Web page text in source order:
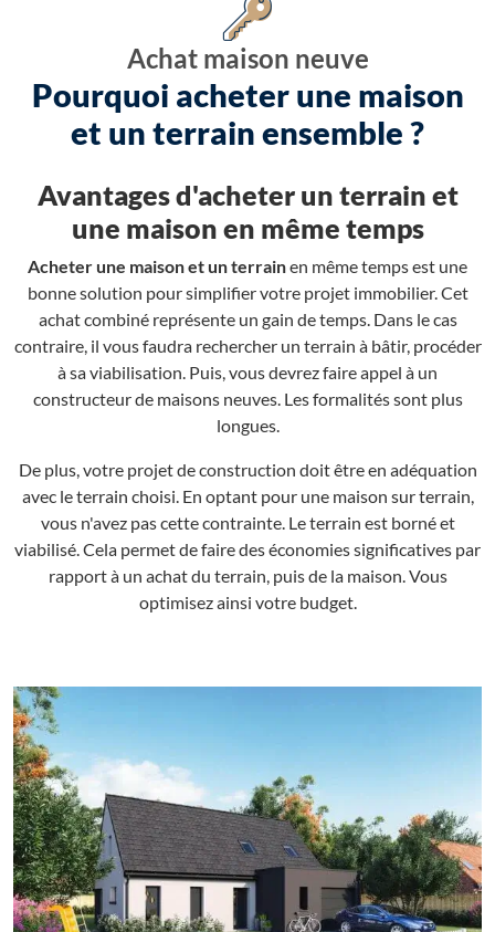
Achat maison neuve
Pourquoi acheter une maison
et un terrain ensemble ?
Avantages d'acheter un terrain et
une maison en même temps
Acheter une maison et un terrainen même temps est une
bonne solution pour simplifier votre projet immobilier. Cet
achat combiné représente un gain de temps. Dans le cas
contraire, il vous faudra rechercher un terrain à bâtir, procéder
à sa viabilisation. Puis, vous devrez faire appel à un
constructeur de maisons neuves. Les formalités sont plus
longues.
De plus, votre projet de construction doit être en adéquation
avec le terrain choisi. En optant pour une maison sur terrain,
vous n'avez pas cette contrainte. Le terrain est borné et
viabilisé. Cela permet de faire des économies significatives par
rapport à un achat du terrain, puis de la maison. Vous
optimisez ainsi votre budget.